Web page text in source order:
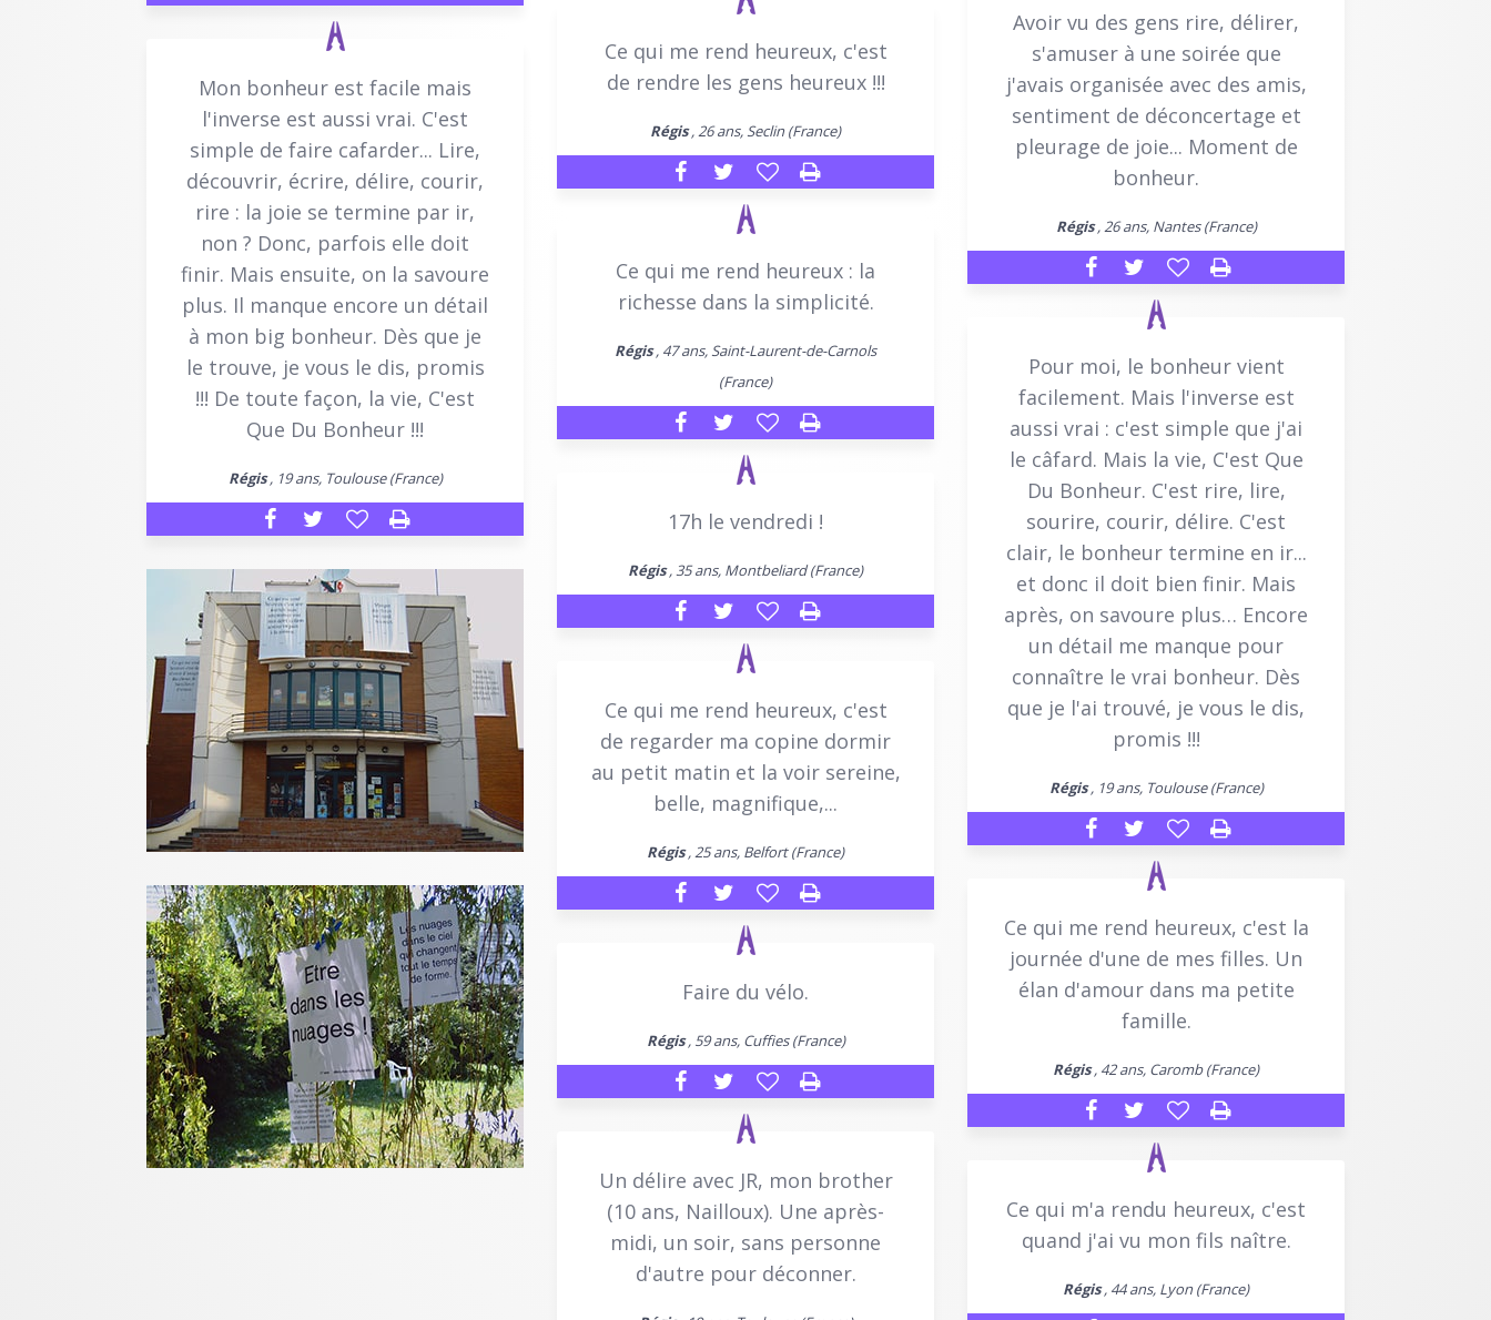
Avoir vu des gens rire, délirer,
s'amuser à une soirée que
j'avais organisée avec des amis,
sentiment de déconcertage et
pleurage de joie... Moment de
bonheur.
Régis, 26 ans, Nantes (France)
Ce qui me rend heureux, c'est
de rendre les gens heureux !!!
Régis, 26 ans, Seclin (France)
Mon bonheur est facile mais
l'inverse est aussi vrai. C'est
simple de faire cafarder... Lire,
découvrir, écrire, délire, courir,
rire : la joie se termine par ir,
non ? Donc, parfois elle doit
finir. Mais ensuite, on la savoure
plus. Il manque encore un détail
à mon big bonheur. Dès que je
le trouve, je vous le dis, promis
!!! De toute façon, la vie, C'est
Que Du Bonheur !!!
Régis, 19 ans, Toulouse (France)
Ce qui me rend heureux : la
richesse dans la simplicité.
Régis, 47 ans, Saint-Laurent-de-Carnols
(France)
Pour moi, le bonheur vient
facilement. Mais l'inverse est
aussi vrai : c'est simple que j'ai
le câfard. Mais la vie, C'est Que
Du Bonheur. C'est rire, lire,
sourire, courir, délire. C'est
clair, le bonheur termine en ir...
et donc il doit bien finir. Mais
après, on savoure plus… Encore
un détail me manque pour
connaître le vrai bonheur. Dès
que je l'ai trouvé, je vous le dis,
promis !!!
Régis, 19 ans, Toulouse (France)
17h le vendredi !
Régis, 35 ans, Montbeliard (France)
Ce qui me rend heureux, c'est
de regarder ma copine dormir
au petit matin et la voir sereine,
belle, magnifique,...
Régis, 25 ans, Belfort (France)
Ce qui me rend heureux, c'est la
journée d'une de mes filles. Un
élan d'amour dans ma petite
famille.
Régis, 42 ans, Caromb (France)
Faire du vélo.
Régis, 59 ans, Cuffies (France)
Un délire avec JR, mon brother
(10 ans, Nailloux). Une après-
midi, un soir, sans personne
d'autre pour déconner.
Ce qui m'a rendu heureux, c'est
quand j'ai vu mon fils naître.
Régis, 44 ans, Lyon (France)